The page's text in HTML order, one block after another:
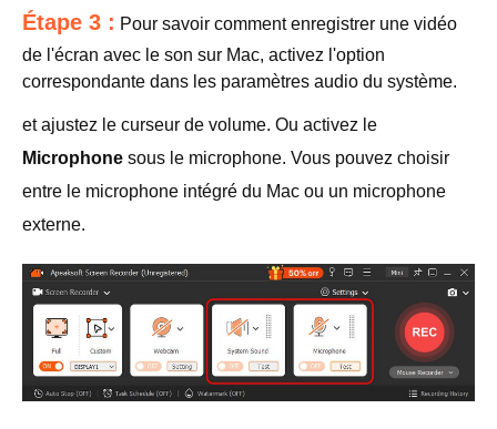
Étape 3 : Pour savoir comment enregistrer une vidéo
de l'écran avec le son sur Mac, activez l'option
correspondante dans les paramètres audio du système.
et ajustez le curseur de volume. Ou activez le
Microphone sous le microphone. Vous pouvez choisir
entre le microphone intégré du Mac ou un microphone
externe.